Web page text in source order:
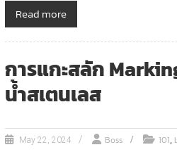
Read more
การแกะสลัก
น้ำสเตนเลส
May 22, 2024 Boss 101,